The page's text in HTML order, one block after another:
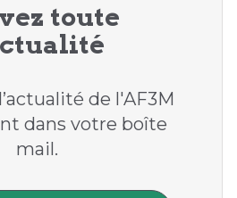
toute
de l'AF3M
dans votre boîte
mail.